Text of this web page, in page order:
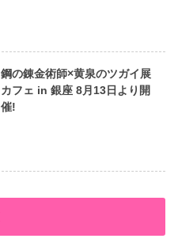
鋼の錬金術師×黄泉のツガイ展
カフェ in 銀座 8月13日より開
催!